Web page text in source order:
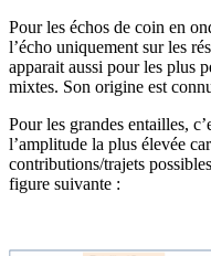
Pour les échos de coin en
l’écho uniquement sur les
apparait aussi pour les plus
mixtes. Son origine est
Pour les grandes entailles,
l’amplitude la plus élevée
contributions/trajets
figure suivante :